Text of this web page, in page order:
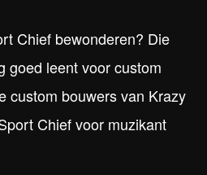
Chief bewonderen? Die
goed leent voor custom
custom bouwers van Krazy
Chief voor muzikant